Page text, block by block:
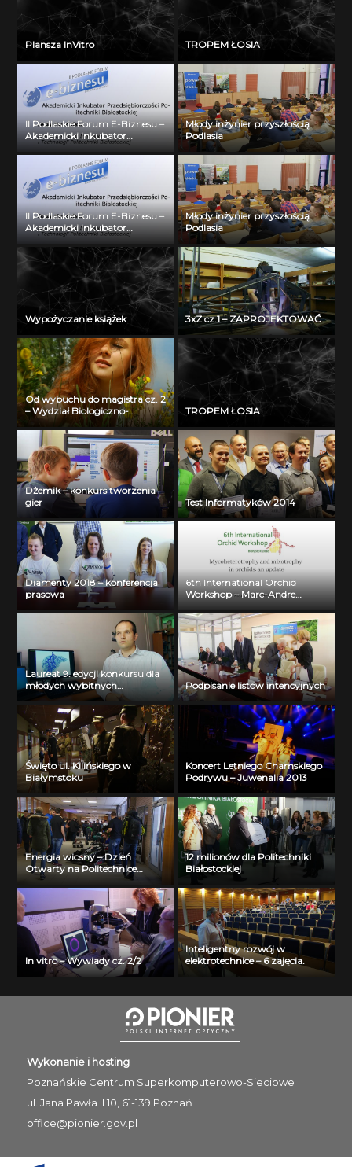
Plansza InVitro TROPEM ŁOSIA
II Podlaskie Forum E-Biznesu –
Akademicki Inkubator
Przedsiębiorczości Politechniki
Białostockiej – Jerzy Muszyński
Młody inżynier przyszłością
Podlasia
II Podlaskie Forum E-Biznesu –
Akademicki Inkubator
Przedsiębiorczości Politechniki
Białostockiej – Jerzy Muszyński
Młody inżynier przyszłością
Podlasia
Wypożyczanie książek 3xZ cz.1 – ZAPROJEKTOWAĆ
Od wybuchu do magistra cz. 2
– Wydział Biologiczno-
Chemiczny Uniwersytetu w
Białymstoku
TROPEM ŁOSIA
Dżemik – konkurs tworzenia
gier
Test Informatyków 2014
Diamenty 2018 – konferencja
prasowa
6th International Orchid
Workshop – Marc-Andre
Selosse
Laureat 9. edycji konkursu dla
młodych wybitnych
naukowców- dr inż. Krzysztof
Jurczuk
Podpisanie listów intencyjnych
Święto ul. Kilińskiego w
Białymstoku
Koncert Letniego Chamskiego
Podrywu – Juwenalia 2013
Energia wiosny – Dzień
Otwarty na Politechnice
Białostockiej
12 milionów dla Politechniki
Białostockiej
In vitro – Wywiady cz. 2/2
Inteligentny rozwój w
elektrotechnice – 6 zajęcia.
Wykonanie i hosting
Poznańskie Centrum Superkomputerowo-Sieciowe
ul. Jana Pawła II 10, 61-139 Poznań
office@pionier.gov.pl